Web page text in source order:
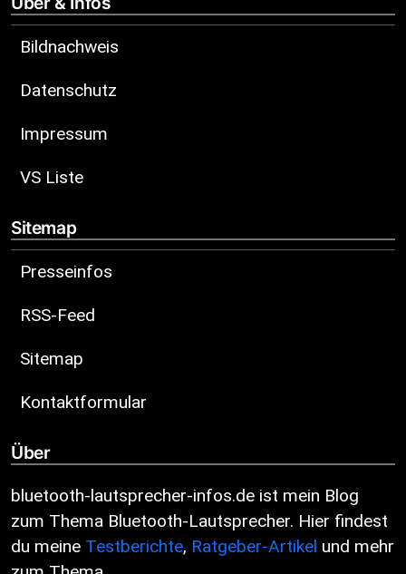
Bildnachweis
Datenschutz
Impressum
VS Liste
Sitemap
Presseinfos
RSS-Feed
Sitemap
Kontaktformular
Über
bluetooth-lautsprecher-infos.de ist mein Blog
zum Thema Bluetooth-Lautsprecher. Hier findest
du meine Testberichte, Ratgeber-Artikel und mehr